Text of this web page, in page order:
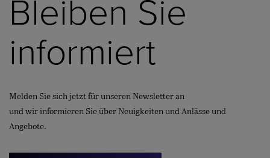
Bleiben Sie
informiert
Melden Sie sich jetzt für unseren Newsletter an
und wir informieren Sie über Neuigkeiten und Anlässe und
Angebote.